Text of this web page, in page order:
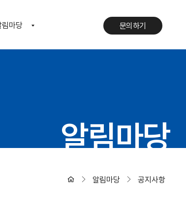
림마당
문의하기
문의하기
알림마당
알림마당 공지사항